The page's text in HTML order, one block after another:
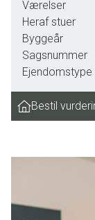
Ejendommen er
indeholder ca.
værksted,
skøn og
Ejendommen
Rummelig og
hvoraf
og lækker stil og
samt
Værelser
Heraf stuer
Byggeår
Sagsnummer
Ejendomstype
Bestil